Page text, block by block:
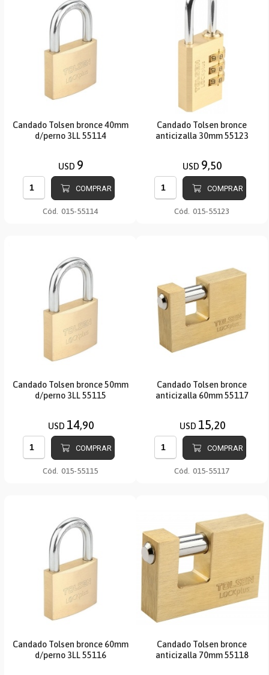
Candado Tolsen bronce 40mm
d/perno 3LL 55114
USD 9
COMPRAR
Cód. 015-55114
Candado Tolsen bronce
anticizalla 30mm 55123
USD 9,50
COMPRAR
Cód. 015-55123
Candado Tolsen bronce 50mm
d/perno 3LL 55115
USD 14,90
COMPRAR
Cód. 015-55115
Candado Tolsen bronce
anticizalla 60mm 55117
USD 15,20
COMPRAR
Cód. 015-55117
Candado Tolsen bronce 60mm
d/perno 3LL 55116
Candado Tolsen bronce
anticizalla 70mm 55118